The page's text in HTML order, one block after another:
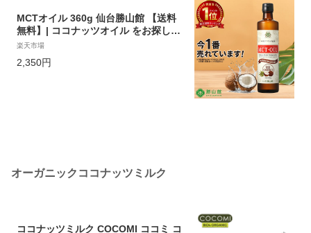
MCTオイル 360g 仙台勝山館 【送料
無料】| ココナッツオイル をお探しの
方にも 無臭 で使いやすい 高品質 mct
糖質制限 バターコーヒー グラスフェ
楽天市場
2,350円
オーガニックココナッツミルク
ココナッツミルク COCOMI ココミ コ